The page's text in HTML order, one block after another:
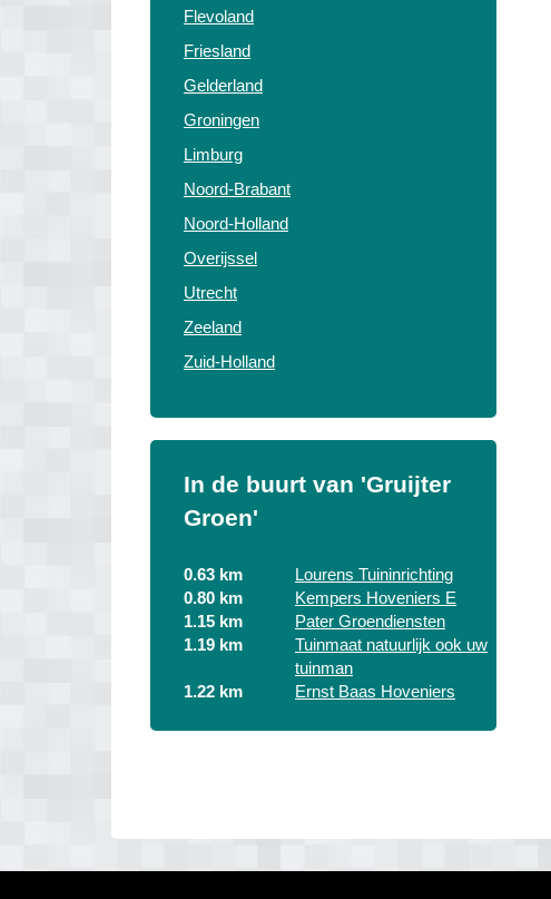
Flevoland
Friesland
Gelderland
Groningen
Limburg
Noord-Brabant
Noord-Holland
Overijssel
Utrecht
Zeeland
Zuid-Holland
In de buurt van 'Gruijter
Groen'
0.63 km
Lourens Tuininrichting
0.80 km
Kempers Hoveniers E
1.15 km
Pater Groendiensten
1.19 km
Tuinmaat natuurlijk ook uw
tuinman
1.22 km
Ernst Baas Hoveniers